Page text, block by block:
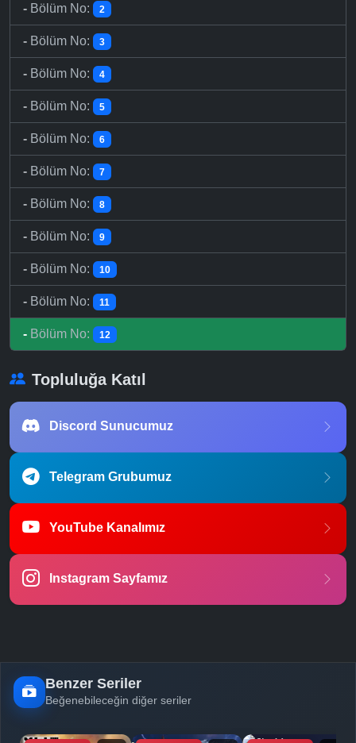
- Bölüm No: 2
- Bölüm No: 3
- Bölüm No: 4
- Bölüm No: 5
- Bölüm No: 6
- Bölüm No: 7
- Bölüm No: 8
- Bölüm No: 9
- Bölüm No: 10
- Bölüm No: 11
- Bölüm No: 12
Topluluğa Katıl
Discord Sunucumuz
Telegram Grubumuz
YouTube Kanalımız
Instagram Sayfamız
Benzer Seriler
Beğenebileceğin diğer seriler